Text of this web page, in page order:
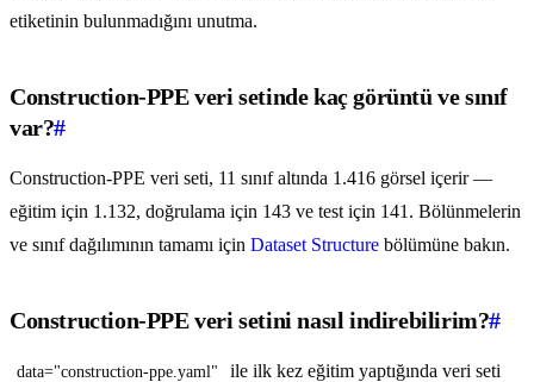
etiketinin bulunmadığını unutma.
Construction-PPE veri setinde kaç görüntü ve sınıf
var?#
Construction-PPE veri seti, 11 sınıf altında 1.416 görsel içerir —
eğitim için 1.132, doğrulama için 143 ve test için 141. Bölünmelerin
ve sınıf dağılımının tamamı için Dataset Structure bölümüne bakın.
Construction-PPE veri setini nasıl indirebilirim?#
data="construction-ppe.yaml" ile ilk kez eğitim yaptığında veri seti